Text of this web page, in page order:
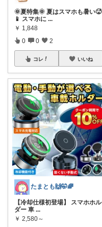
🌞夏特集🌞 夏はスマホも暑い🥵
📱 スマホに ...
￥ 1,848
0 0 2
コレ いいね
たまとも🙌🤭🌈
【冷却仕様初登場】 スマホホル
ダー 車 ...
￥ 2,580～